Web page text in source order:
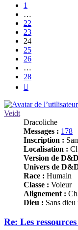
1
…
22
23
24
25
26
…
28
Veidt
Dracoliche
Messages : 178
Inscription :
Localisation :
Version de
Univers de
Race : Humain
Classe : Voleur
Alignement :
Dieu : Sans
Re: Les